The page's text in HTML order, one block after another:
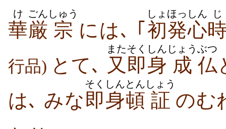
華
け
厳
ごん
宗
しゅう
には､ ｢ 初
しょ
発心
ほっしん じ
行品) とて､ 又
また
即身
そくしん
成
じょう
仏
ぶつ
は､ みな即身
そくしん
頓
とん
証
しょう
のむ